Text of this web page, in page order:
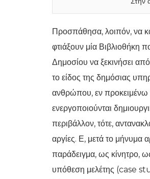
Προσπάθησα, λοιπόν, να
φτιάξουν μία Βιβλιοθήκη
Δημοσίου να ξεκινήσει
το είδος της δημόσιας
ανθρώπου, εν προκειμένω
ενεργοποιούνται
περιβάλλον, τότε,
αργίες. Ε, μετά το μήνυμα
παράδειγμα, ως κίνητρο,
υπόθεση μελέτης (case